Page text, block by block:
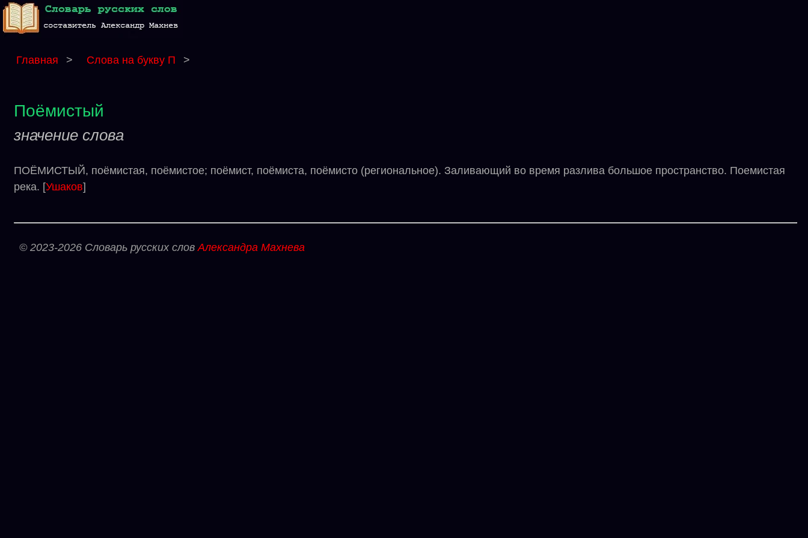
Главная > Слова на букву П >
Поёмистый
значение слова
ПОЁМИСТЫЙ, поёмистая, поёмистое; поёмист, поёмиста, поёмисто (региональное). Заливающий во время разлива большое пространство. Поемистая
река. [Ушаков]
© 2023-2026 Словарь русских словАлександра Махнева